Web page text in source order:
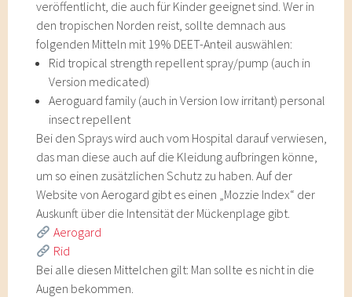
veröffentlicht, die auch für Kinder geeignet sind. Wer in
den tropischen Norden reist, sollte demnach aus
folgenden Mitteln mit 19% DEET-Anteil auswählen:
Rid tropical strength repellent spray/pump (auch in
Version medicated)
Aeroguard family (auch in Version low irritant) personal
insect repellent
Bei den Sprays wird auch vom Hospital darauf verwiesen,
das man diese auch auf die Kleidung aufbringen könne,
um so einen zusätzlichen Schutz zu haben. Auf der
Website von Aerogard gibt es einen „Mozzie Index“ der
Auskunft über die Intensität der Mückenplage gibt.
Aerogard
Rid
Bei alle diesen Mittelchen gilt: Man sollte es nicht in die
Augen bekommen.